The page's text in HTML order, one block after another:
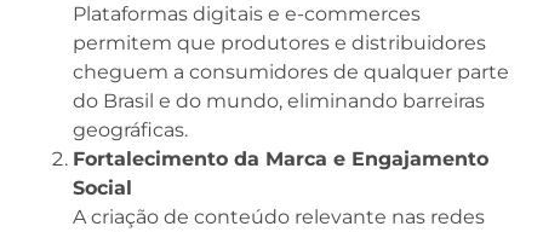
Plataformas digitais e e-commerces
permitem que produtores e distribuidores
cheguem a consumidores de qualquer parte
do Brasil e do mundo, eliminando barreiras
geográficas.
Fortalecimento da Marca e Engajamento
Social
A criação de conteúdo relevante nas redes